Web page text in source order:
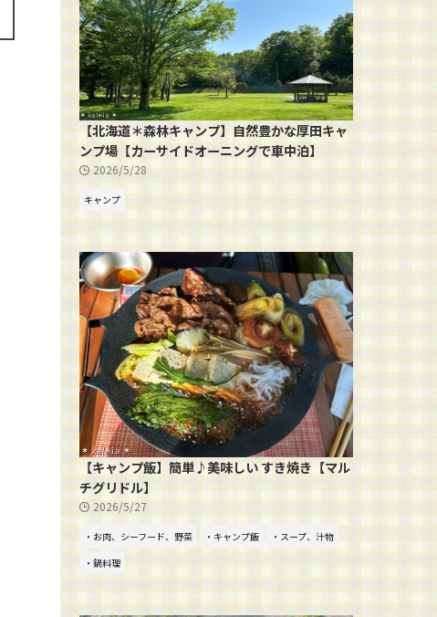
【北海道＊森林キャンプ】自然豊かな厚田キャ
ンプ場【カーサイドオーニングで車中泊】
2026/5/28
キャンプ
【キャンプ飯】簡単♪美味しい すき焼き【マル
チグリドル】
2026/5/27
・お肉、シーフード、野菜 ・キャンプ飯
・スープ、汁物
・鍋料理